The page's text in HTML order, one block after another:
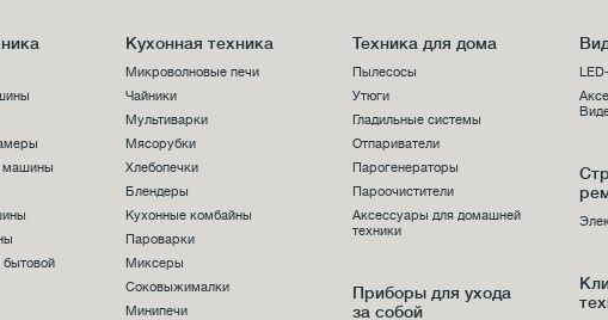
машины
Кухонная техника
Микроволновые печи
Чайники
Мультиварки
Мясорубки
Хлебопечки
Блендеры
Кухонные комбайны
Пароварки
Миксеры
Соковыжималки
Минипечи
Техника для дома
Пылесосы
Утюги
Гладильные системы
Отпариватели
Парогенераторы
Пароочистители
Аксессуары для домашней
техники
Приборы для ухода
за собой